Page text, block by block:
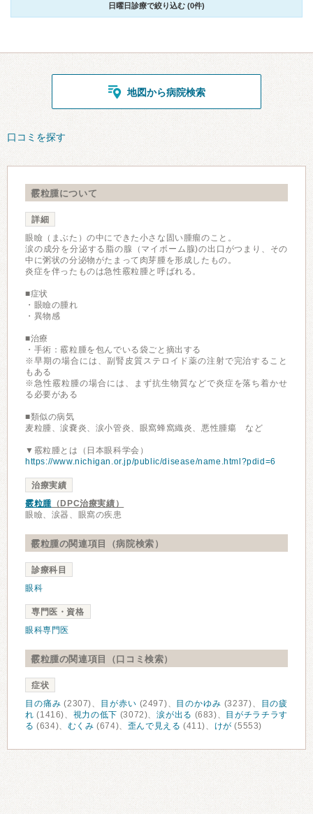
日曜日診療で絞り込む (0件)
地図から病院検索
口コミを探す
霰粒腫について
詳細
眼瞼（まぶた）の中にできた小さな固い腫瘤のこと。
涙の成分を分泌する脂の腺（マイボーム腺)の出口がつまり、その
中に粥状の分泌物がたまって肉芽腫を形成したもの。
炎症を伴ったものは急性霰粒腫と呼ばれる。
■症状
・眼瞼の腫れ
・異物感
■治療
・手術：霰粒腫を包んでいる袋ごと摘出する
※早期の場合には、副腎皮質ステロイド薬の注射で完治すること
もある
※急性霰粒腫の場合には、まず抗生物質などで炎症を落ち着かせ
る必要がある
■類似の病気
麦粒腫、涙嚢炎、涙小管炎、眼窩蜂窩織炎、悪性腫瘍 など
▼霰粒腫とは（日本眼科学会）
https://www.nichigan.or.jp/public/disease/name.html?pdid=6
治療実績
霰粒腫（DPC治療実績）
眼瞼、涙器、眼窩の疾患
霰粒腫の関連項目（病院検索）
診療科目
眼科
専門医・資格
眼科専門医
霰粒腫の関連項目（口コミ検索）
症状
目の痛み (2307)、 目が赤い (2497)、 目のかゆみ (3237)、
目の疲
れ (1416)、 視力の低下 (3072)、涙が出る (683)、
目がチラチラす
る (634)、 むくみ (674)、 歪んで見える (411)、 けが (5553)